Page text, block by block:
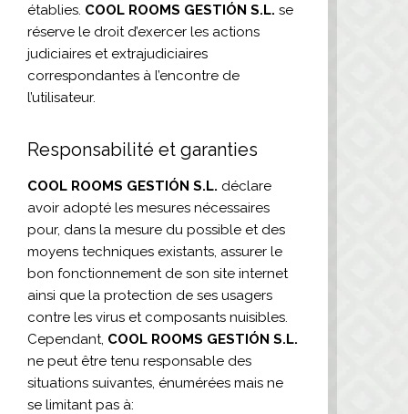
établies. COOL ROOMS GESTIÓN S.L. se
réserve le droit d’exercer les actions
judiciaires et extrajudiciaires
correspondantes à l’encontre de
l’utilisateur.
Responsabilité et garanties
COOL ROOMS GESTIÓN S.L. déclare
avoir adopté les mesures nécessaires
pour, dans la mesure du possible et des
moyens techniques existants, assurer le
bon fonctionnement de son site internet
ainsi que la protection de ses usagers
contre les virus et composants nuisibles.
Cependant, COOL ROOMS GESTIÓN S.L.
ne peut être tenu responsable des
situations suivantes, énumérées mais ne
se limitant pas à: